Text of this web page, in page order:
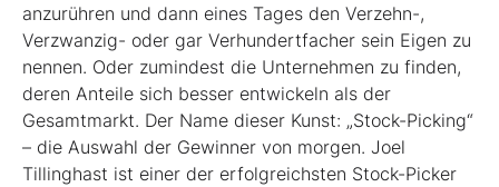
anzurühren und dann eines Tages den Verzehn-,
Verzwanzig- oder gar Verhundertfacher sein Eigen zu
nennen. Oder zumindest die Unternehmen zu finden,
deren Anteile sich besser entwickeln als der
Gesamtmarkt. Der Name dieser Kunst: „Stock-Picking“
– die Auswahl der Gewinner von morgen. Joel
Tillinghast ist einer der erfolgreichsten Stock-Picker